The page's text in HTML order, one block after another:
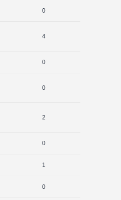
0
4
0
0
2
0
1
0